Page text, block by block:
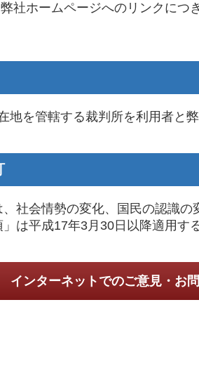
社ホームページへのリンクに
を管轄する裁判所を利用者と
社会情勢の変化、国民の認識
は平成17年3月30日以降適用す
インターネットでのご意見・お